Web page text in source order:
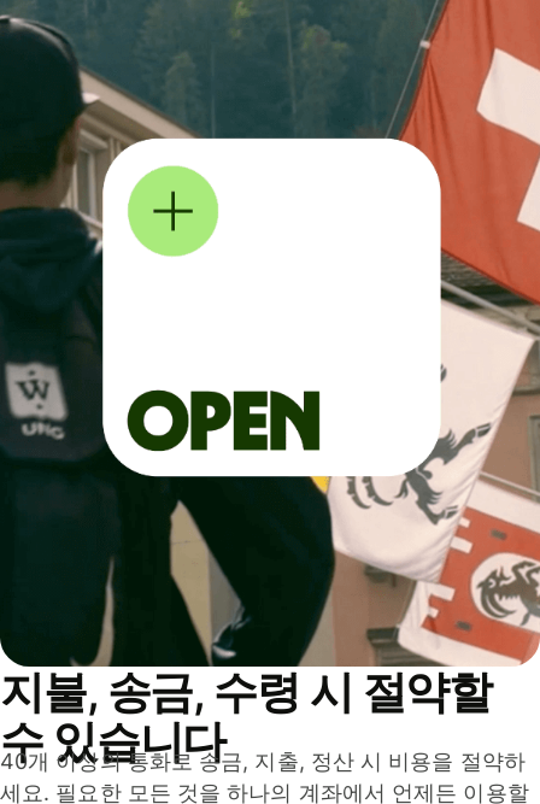
지불, 송금, 수령 시 절약할
수 있습니다
40개 이상의 통화로 송금, 지출, 정산 시 비용을 절약하
세요. 필요한 모든 것을 하나의 계좌에서 언제든 이용할